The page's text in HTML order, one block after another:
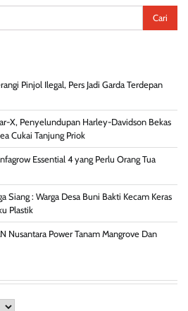
Pinjol Ilegal, Pers Jadi Garda Terdepan
X, Penyelundupan Harley-Davidson Bekas
Cukai Tanjung Priok
Essential 4 yang Perlu Orang Tua
Siang : Warga Desa Buni Bakti Kecam Keras
Plastik
Nusantara Power Tanam Mangrove Dan